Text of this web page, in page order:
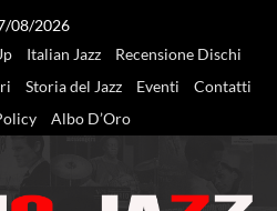
08/2026
Italian Jazz
Recensione Dischi
Storia del Jazz Eventi
Contatti
Albo D’Oro